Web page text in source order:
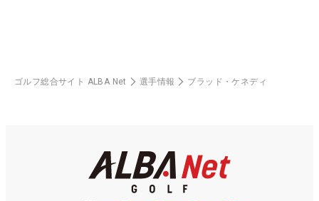
ゴルフ総合サイト ALBA Net 選手情報 ブラッド・ケネディ